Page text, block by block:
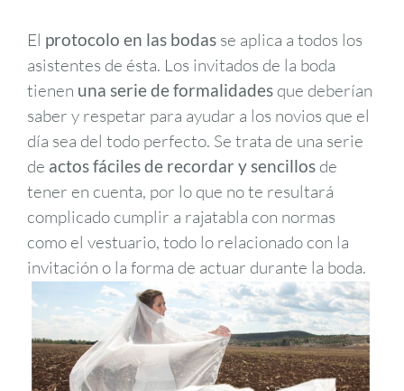
El protocolo en las bodas se aplica a todos los
asistentes de ésta. Los invitados de la boda
tienen una serie de formalidadesque deberían
saber y respetar para ayudar a los novios que el
día sea del todo perfecto. Se trata de una serie
de actos fáciles de recordar y sencillosde
tener en cuenta, por lo que no te resultará
complicado cumplir a rajatabla con normas
como el vestuario, todo lo relacionado con la
invitación o la forma de actuar durante la boda.